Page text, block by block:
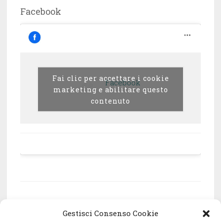
Gestisci Consenso Cookie
Facebook
Facebook
Fai clic per accettare i cookie
marketing e abilitare questo
contenuto
– 16121 Genova – c.f. 95198530107